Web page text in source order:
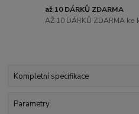
až 10 DÁRKŮ ZDARMA
AŽ 10 DÁRKŮ ZDARMA
Kompletní specifikace
Parametry